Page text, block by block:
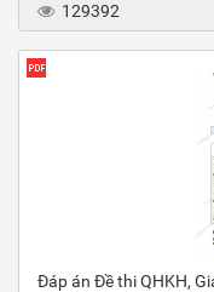
129392
Đáp án Đề thi QHKH,